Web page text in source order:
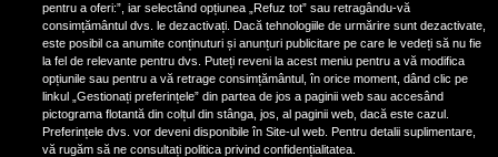
Nicki Minaj, acuzată de agresiune
de fostul manager: Detalii șocante
din proces
Nicki Minaj le-a lăudat pe...
pentru a oferi:”, iar selectând opțiunea „Refuz tot” sau retragându-vă
consimțământul dvs. le dezactivați. Dacă tehnologiile de urmărire sunt dezactivate,
este posibil ca anumite conținuturi și anunțuri publicitare pe care le vedeți să nu fie
la fel de relevante pentru dvs. Puteți reveni la acest meniu pentru a vă modifica
opțiunile sau pentru a vă retrage consimțământul, în orice moment, dând clic pe
linkul „Gestionați preferințele” din partea de jos a paginii web sau accesând
pictograma flotantă din colțul din stânga, jos, al paginii web, dacă este cazul.
Preferințele dvs. vor deveni disponibile în Site-ul web. Pentru detalii suplimentare,
vă rugăm să ne consultați politica privind confidențialitatea.